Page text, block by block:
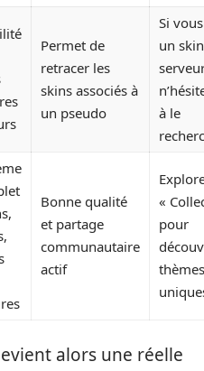
Permet de
retracer les
skins associés à
un pseudo
Si
un
à le
Bonne qualité
et partage
communautaire
actif
«
pour
thèmes
alors une réelle